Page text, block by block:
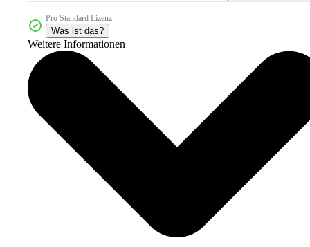
Pro Standard Lizenz
Was ist das?
Weitere Informationen